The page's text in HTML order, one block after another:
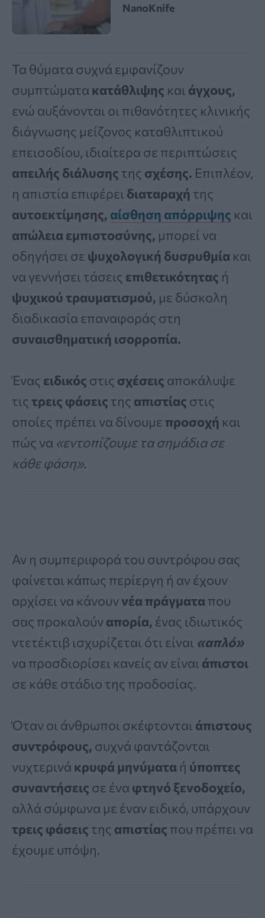
NanoKnife
Τα θύματα συχνά εμφανίζουν
συμπτώματα κατάθλιψης και άγχους,
ενώ αυξάνονται οι πιθανότητες κλινικής
διάγνωσης μείζονος καταθλιπτικού
επεισοδίου, ιδιαίτερα σε περιπτώσεις
απειλής διάλυσης της σχέσης. Επιπλέον,
η απιστία επιφέρει διαταραχή της
αυτοεκτίμησης, αίσθηση απόρριψης και
απώλεια εμπιστοσύνης, μπορεί να
οδηγήσει σε ψυχολογική δυσρυθμία και
να γεννήσει τάσεις επιθετικότητας ή
ψυχικού τραυματισμού, με δύσκολη
διαδικασία επαναφοράς στη
συναισθηματική ισορροπία.
Ένας ειδικός στις σχέσεις αποκάλυψε
τιςτρεις φάσεις της απιστίας στις
οποίες πρέπει να δίνουμε προσοχή και
πώς να «εντοπίζουμε τα σημάδια σε
κάθε φάση».
Αν η συμπεριφορά του συντρόφου σας
φαίνεται κάπως περίεργη ή αν έχουν
αρχίσει να κάνουννέα πράγματα που
σας προκαλούν απορία, ένας ιδιωτικός
ντετέκτιβ ισχυρίζεται ότι είναι «απλό»
να προσδιορίσει κανείς αν είναι άπιστοι
σε κάθε στάδιο της προδοσίας.
Όταν οι άνθρωποι σκέφτονται άπιστους
συντρόφους, συχνά φαντάζονται
νυχτερινά κρυφά μηνύματα ή ύποπτες
συναντήσεις σε ένα φτηνό ξενοδοχείο,
αλλά σύμφωνα με έναν ειδικό, υπάρχουν
τρεις φάσεις της απιστίας που πρέπει να
έχουμε υπόψη.